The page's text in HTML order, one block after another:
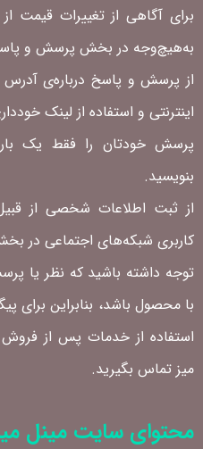
برای آگاهی از تغییرات قیمت
به‌هیچ‌وجه در بخش پرسش و
از پرسش و پاسخ درباره‌ی آدرس
اینترنتی و استفاده از لینک
پرسش خودتان را فقط یک
بنویسید.
از ثبت اطلاعات شخصی از
کاربری شبکه‌های اجتماعی در
توجه داشته باشید که نظر یا
با محصول باشد، بنابراین برای
استفاده از خدمات پس از
میز تماس بگیرید.
محتوای سایت مینل